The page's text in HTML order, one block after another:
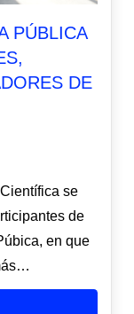
PÚBLICA
DE
se
de
en que